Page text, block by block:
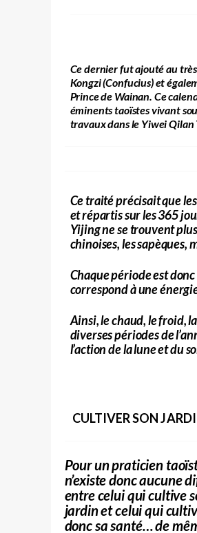
Ce dernier fut ajouté au
Kongzi (Confucius) et
Prince de Wainan. Ce
éminents taoïstes vivant
travaux dans le Yiwei Qilan
Ce traité précisait que
et répartis sur les 365
Yijing ne se trouvent
chinoises, les
Chaque période est
correspond à une
Ainsi, le chaud, le froid,
diverses périodes de
l’action de la lune et du
CULTIVER SON
Pour un praticien
n’existe donc aucune
entre celui qui cultive
jardin et celui qui
donc sa santé… de